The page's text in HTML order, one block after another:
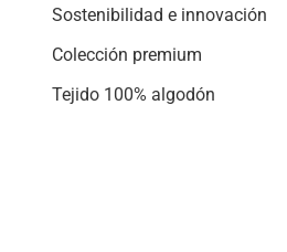
Sostenibilidad e innovación
Colección premium
Tejido 100% algodón